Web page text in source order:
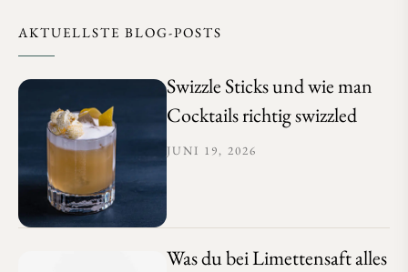
AKTUELLSTE BLOG-POSTS
Swizzle Sticks und wie man
Cocktails richtig swizzled
JUNI 19, 2026
Was du bei Limettensaft alles